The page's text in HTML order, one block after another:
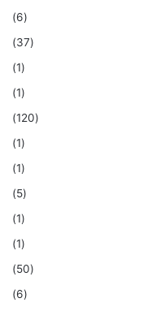
(6)
(37)
(1)
(1)
(120)
(1)
(1)
(5)
(1)
(1)
(50)
(6)